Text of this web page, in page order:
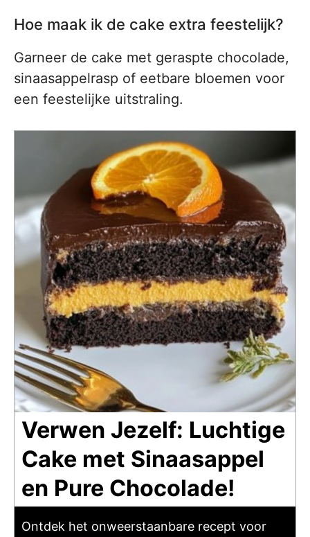
Hoe maak ik de cake extra feestelijk?
Garneer de cake met geraspte chocolade,
sinaasappelrasp of eetbare bloemen voor
een feestelijke uitstraling.
Verwen Jezelf: Luchtige
Cake met Sinaasappel
en Pure Chocolade!
Ontdek het onweerstaanbare recept voor